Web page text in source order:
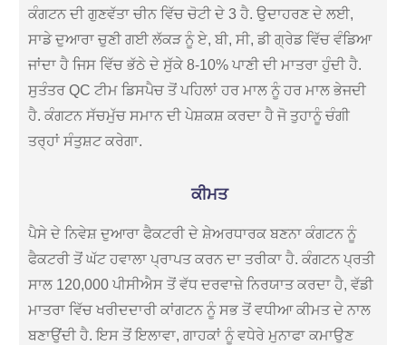
ਕੰਗਟਨ ਦੀ ਗੁਣਵੱਤਾ ਚੀਨ ਵਿੱਚ ਚੋਟੀ ਦੇ 3 ਹੈ. ਉਦਾਹਰਣ ਦੇ ਲਈ,
ਸਾਡੇ ਦੁਆਰਾ ਚੁਣੀ ਗਈ ਲੱਕੜ ਨੂੰ ਏ, ਬੀ, ਸੀ, ਡੀ ਗ੍ਰੇਡ ਵਿੱਚ ਵੰਡਿਆ
ਜਾਂਦਾ ਹੈ ਜਿਸ ਵਿੱਚ ਭੱਠੇ ਦੇ ਸੁੱਕੇ 8-10% ਪਾਣੀ ਦੀ ਮਾਤਰਾ ਹੁੰਦੀ ਹੈ.
ਸੁਤੰਤਰ QC ਟੀਮ ਡਿਸਪੈਚ ਤੋਂ ਪਹਿਲਾਂ ਹਰ ਮਾਲ ਨੂੰ ਹਰ ਮਾਲ ਭੇਜਦੀ
ਹੈ. ਕੰਗਟਨ ਸੱਚਮੁੱਚ ਸਮਾਨ ਦੀ ਪੇਸ਼ਕਸ਼ ਕਰਦਾ ਹੈ ਜੋ ਤੁਹਾਨੂੰ ਚੰਗੀ
ਤਰ੍ਹਾਂ ਸੰਤੁਸ਼ਟ ਕਰੇਗਾ.
ਕੀਮਤ
ਪੈਸੇ ਦੇ ਨਿਵੇਸ਼ ਦੁਆਰਾ ਫੈਕਟਰੀ ਦੇ ਸ਼ੇਅਰਧਾਰਕ ਬਣਨਾ ਕੰਗਟਨ ਨੂੰ
ਫੈਕਟਰੀ ਤੋਂ ਘੱਟ ਹਵਾਲਾ ਪ੍ਰਾਪਤ ਕਰਨ ਦਾ ਤਰੀਕਾ ਹੈ. ਕੰਗਟਨ ਪ੍ਰਤੀ
ਸਾਲ 120,000 ਪੀਸੀਐਸ ਤੋਂ ਵੱਧ ਦਰਵਾਜ਼ੇ ਨਿਰਯਾਤ ਕਰਦਾ ਹੈ, ਵੱਡੀ
ਮਾਤਰਾ ਵਿੱਚ ਖਰੀਦਦਾਰੀ ਕਾਂਗਟਨ ਨੂੰ ਸਭ ਤੋਂ ਵਧੀਆ ਕੀਮਤ ਦੇ ਨਾਲ
ਬਣਾਉਂਦੀ ਹੈ. ਇਸ ਤੋਂ ਇਲਾਵਾ, ਗਾਹਕਾਂ ਨੂੰ ਵਧੇਰੇ ਮੁਨਾਫਾ ਕਮਾਉਣ